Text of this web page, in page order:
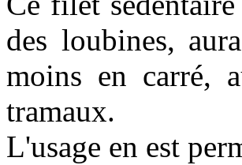
des loubines,
moins en carré,
tramaux.
L'usage en est